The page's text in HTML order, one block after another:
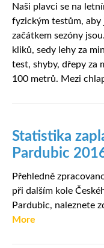
Naši plavci se na
fyzickým testům, aby
začátkem sezóny
kliků, sedy lehy za
test, shyby, dřepy za
100 metrů. Mezi
Statistika
Pardubic
Přehledně
při dalším kole
Pardubic, naleznete
More